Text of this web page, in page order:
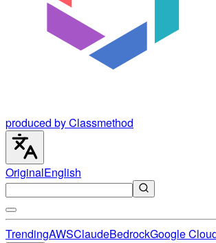
produced by Classmethod
OriginalEnglish
TrendingAWSClaudeBedrockGoogle